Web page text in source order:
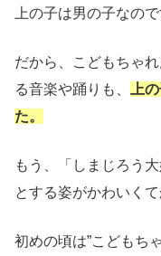
上の子は男の子なの
だから、こどもちゃ
る音楽や踊りも、
上
た。
もう、「しまじろう
とする姿がかわいく
初めの頃は”こどもち